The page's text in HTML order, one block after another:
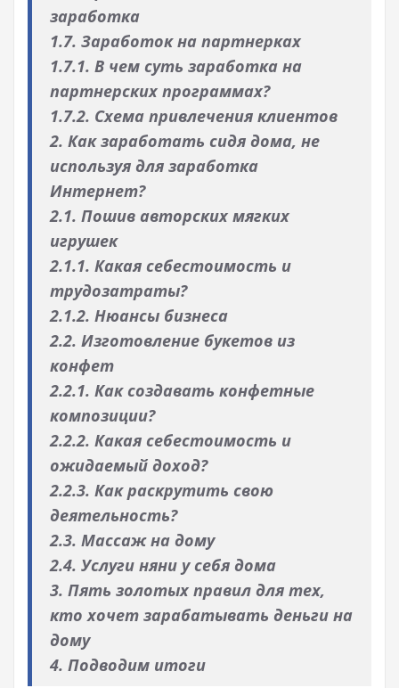
заработка
1.7. Заработок на партнерках
1.7.1. В чем суть заработка на
партнерских программах?
1.7.2. Схема привлечения клиентов
2. Как заработать сидя дома, не
используя для заработка
Интернет?
2.1. Пошив авторских мягких
игрушек
2.1.1. Какая себестоимость и
трудозатраты?
2.1.2. Нюансы бизнеса
2.2. Изготовление букетов из
конфет
2.2.1. Как создавать конфетные
композиции?
2.2.2. Какая себестоимость и
ожидаемый доход?
2.2.3. Как раскрутить свою
деятельность?
2.3. Массаж на дому
2.4. Услуги няни у себя дома
3. Пять золотых правил для тех,
кто хочет зарабатывать деньги на
дому
4. Подводим итоги